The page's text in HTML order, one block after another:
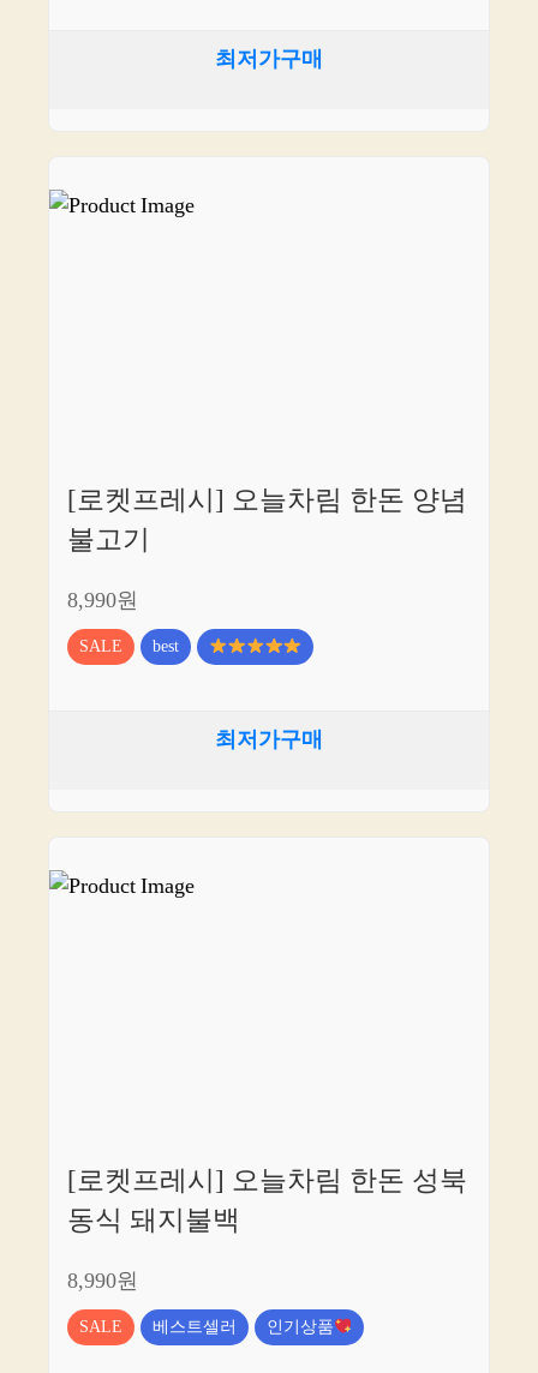
최저가구매
[로켓프레시] 오늘차림 한돈 양념
불고기
8,990원
SALE best
최저가구매
[로켓프레시] 오늘차림 한돈 성북
동식 돼지불백
8,990원
SALE 베스트셀러 인기상품